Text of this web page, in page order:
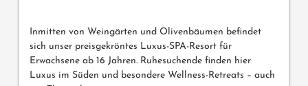
Inmitten von Weingärten und Olivenbäumen befindet
sich unser preisgekröntes Luxus-SPA-Resort für
Erwachsene ab 16 Jahren. Ruhesuchende finden hier
Luxus im Süden und besondere Wellness-Retreats – auch